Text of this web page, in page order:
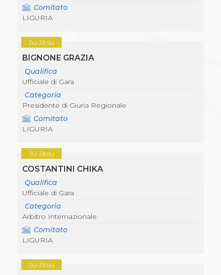
Comitato
LIGURIA
Ju-Jitsu
BIGNONE GRAZIA
Qualifica
Ufficiale di Gara
Categoria
Presidente di Giuria Regionale
Comitato
LIGURIA
Ju-Jitsu
COSTANTINI CHIKA
Qualifica
Ufficiale di Gara
Categoria
Arbitro Internazionale
Comitato
LIGURIA
Ju-Jitsu